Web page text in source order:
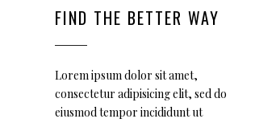
FIND THE BETTER WAY
Lorem ipsum dolor sit amet,
consectetur adipisicing elit, sed do
eiusmod tempor incididunt ut